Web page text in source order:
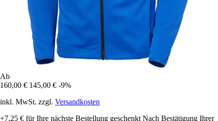
Ab
160,00 € 145,00 € -9%
inkl. MwSt. zzgl. Versandkosten
+7,25 € für Ihre nächste Bestellung geschenkt Nach Bestätigung Ihrer